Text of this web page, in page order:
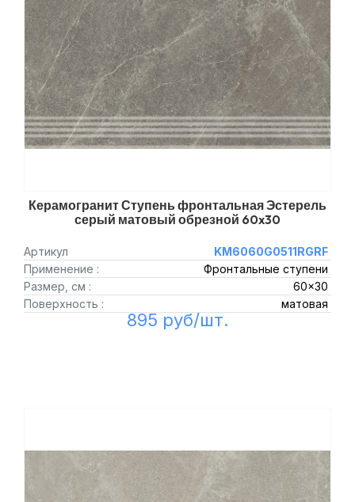
Керамогранит Ступень фронтальная Эстерель
серый матовый обрезной 60x30
Артикул
KM6060G0511RGRF
Применение :
Фронтальные ступени
Размер, см :
60x30
Поверхность :
матовая
895 руб/шт.